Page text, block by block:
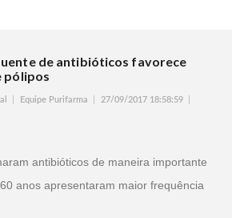
de antibióticos favorece
pólipos
Equipe Purifarma 27/09/2017 18:58:59
antibióticos de maneira importante
anos apresentaram maior frequência